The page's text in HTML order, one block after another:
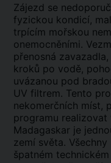
Zájezd se
fyzickou kondicí,
trpícím mořskou
onemocněními.
přenosná
kroků po vodě,
uvázanou pod
UV filtrem. Tento
nekomerčních míst,
programu realizovat
Madagaskar je
zemí světa.
špatném